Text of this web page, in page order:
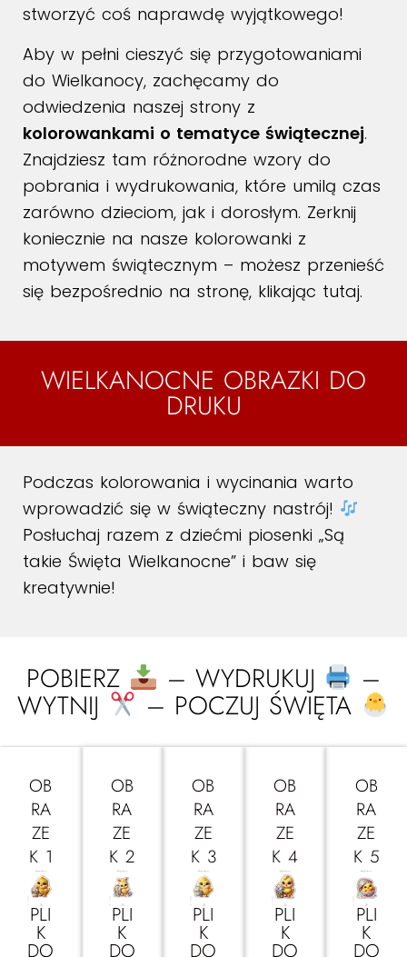
stworzyć coś naprawdę wyjątkowego!
Aby w pełni cieszyć się przygotowaniami
do Wielkanocy, zachęcamy do
odwiedzenia naszej strony z
kolorowankami o tematyce świątecznej.
Znajdziesz tam różnorodne wzory do
pobrania i wydrukowania, które umilą czas
zarówno dzieciom, jak i dorosłym. Zerknij
koniecznie na nasze kolorowanki z
motywem świątecznym – możesz przenieść
się bezpośrednio na stronę, klikając tutaj.
WIELKANOCNE OBRAZKI DO
DRUKU
Podczas kolorowania i wycinania warto
wprowadzić się w świąteczny nastrój!
Posłuchaj razem z dziećmi piosenki „Są
takie Święta Wielkanocne” i baw się
kreatywnie!
POBIERZ – WYDRUKUJ –
WYTNIJ – POCZUJ ŚWIĘTA
OB
RA
ZE
K 1
PLI
K
DO
OB
RA
ZE
K 2
PLI
K
DO
OB
RA
ZE
K 3
PLI
K
DO
OB
RA
ZE
K 4
PLI
K
DO
OB
RA
ZE
K 5
PLI
K
DO